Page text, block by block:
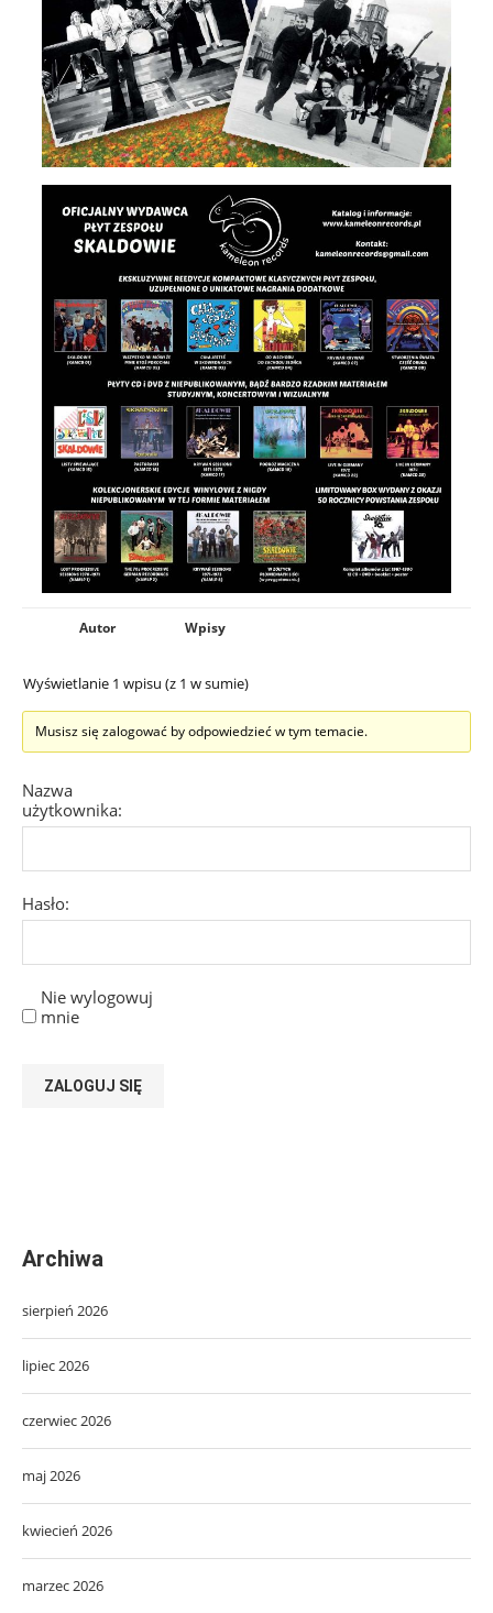
Autor Wpisy
Wyświetlanie 1 wpisu (z 1 w sumie)
Musisz się zalogować by odpowiedzieć w tym temacie.
Nazwa
użytkownika:
Hasło:
Nie wylogowuj
mnie
ZALOGUJ SIĘ
Archiwa
sierpień 2026
lipiec 2026
czerwiec 2026
maj 2026
kwiecień 2026
marzec 2026